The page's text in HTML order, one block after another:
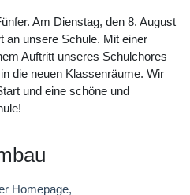
Am Dienstag, den 8. August
an unsere Schule. Mit einer
Auftritt unseres Schulchores
die neuen Klassenräume. Wir
und eine schöne und
Homepage,